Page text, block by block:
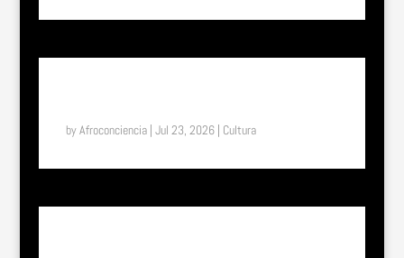
byAfroconciencia| Jul 23, 2026| Cultura